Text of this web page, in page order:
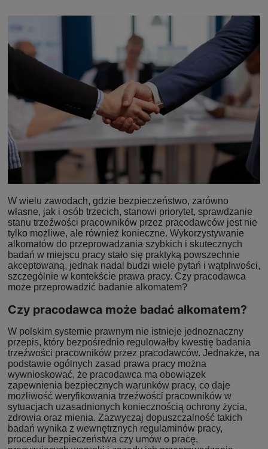
W wielu zawodach, gdzie bezpieczeństwo, zarówno
własne, jak i osób trzecich, stanowi priorytet, sprawdzanie
stanu trzeźwości pracowników przez pracodawców jest nie
tylko możliwe, ale również konieczne. Wykorzystywanie
alkomatów do przeprowadzania szybkich i skutecznych
badań w miejscu pracy stało się praktyką powszechnie
akceptowaną, jednak nadal budzi wiele pytań i wątpliwości,
szczególnie w kontekście prawa pracy. Czy pracodawca
może przeprowadzić badanie alkomatem?
Czy pracodawca może badać alkomatem?
W polskim systemie prawnym nie istnieje jednoznaczny
przepis, który bezpośrednio regulowałby kwestię badania
trzeźwości pracowników przez pracodawców. Jednakże, na
podstawie ogólnych zasad prawa pracy można
wywnioskować, że pracodawca ma obowiązek
zapewnienia bezpiecznych warunków pracy, co daje
możliwość weryfikowania trzeźwości pracowników w
sytuacjach uzasadnionych koniecznością ochrony życia,
zdrowia oraz mienia. Zazwyczaj dopuszczalność takich
badań wynika z wewnętrznych regulaminów pracy,
procedur bezpieczeństwa czy umów o pracę,